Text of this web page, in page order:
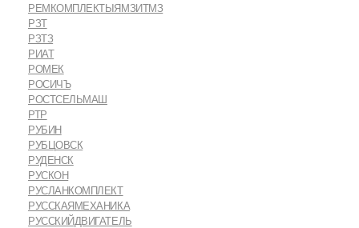
РЕМКОМПЛЕКТЫЯМЗИТМЗ
РЗТ
РЗТЗ
РИАТ
РОМЕК
РОСИЧЪ
РОСТСЕЛЬМАШ
РТР
РУБИН
РУБЦОВСК
РУДЕНСК
РУСКОН
РУСЛАНКОМПЛЕКТ
РУССКАЯМЕХАНИКА
РУССКИЙДВИГАТЕЛЬ